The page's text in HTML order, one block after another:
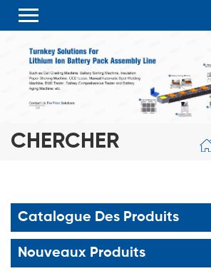
CHERCHER
Catalogue Des Produits
Nouveaux Produits